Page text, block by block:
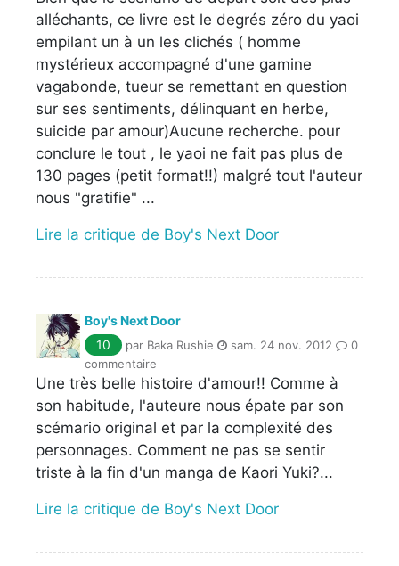
alléchants, ce livre est le degrés zéro du yaoi
empilant un à un les clichés ( homme
mystérieux accompagné d'une gamine
vagabonde, tueur se remettant en question
sur ses sentiments, délinquant en herbe,
suicide par amour)Aucune recherche. pour
conclure le tout , le yaoi ne fait pas plus de
130 pages (petit format!!) malgré tout l'auteur
nous "gratifie" ...
Lire la critique de Boy's Next Door
Boy's Next Door
10
par Baka Rushie sam. 24 nov. 2012
0
commentaire
Une très belle histoire d'amour!! Comme à
son habitude, l'auteure nous épate par son
scémario original et par la complexité des
personnages. Comment ne pas se sentir
triste à la fin d'un manga de Kaori Yuki?...
Lire la critique de Boy's Next Door